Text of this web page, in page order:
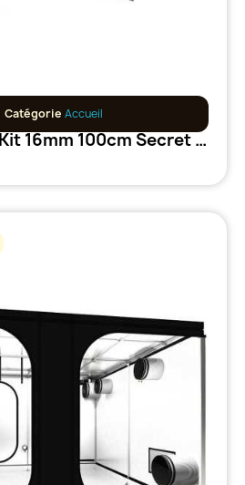
Catégorie Accueil
Space Booster Kit 16mm 100cm Secret Jardin